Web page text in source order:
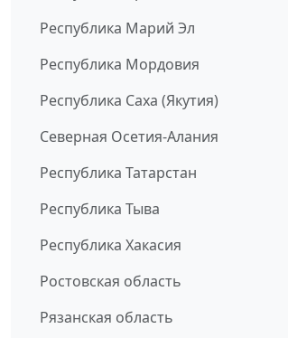
Республика Марий Эл
Республика Мордовия
Республика Саха (Якутия)
Северная Осетия-Алания
Республика Татарстан
Республика Тыва
Республика Хакасия
Ростовская область
Рязанская область